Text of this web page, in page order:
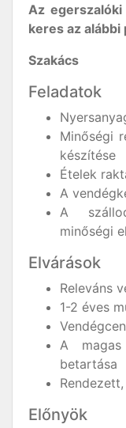
Az egerszalóki
keres az alábbi
Szakács
Feladatok
Minőségi
készítése
Ételek
A
A
minőségi
Elvárások
Releváns
1-2 éves
A magas
betartása
Előnyök